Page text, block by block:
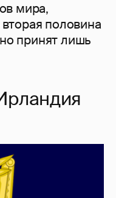
мира,
половина
принят лишь